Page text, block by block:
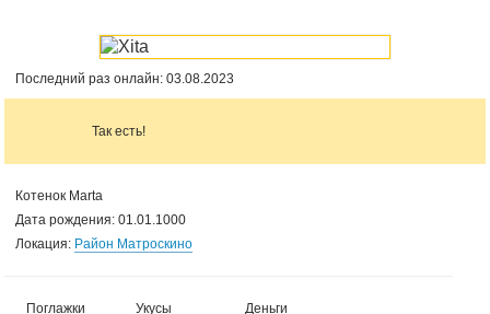
Последний раз онлайн: 03.08.2023
Так есть!
Котенок Marta
Дата рождения: 01.01.1000
Локация: Район Матроскино
Поглажки Укусы Деньги